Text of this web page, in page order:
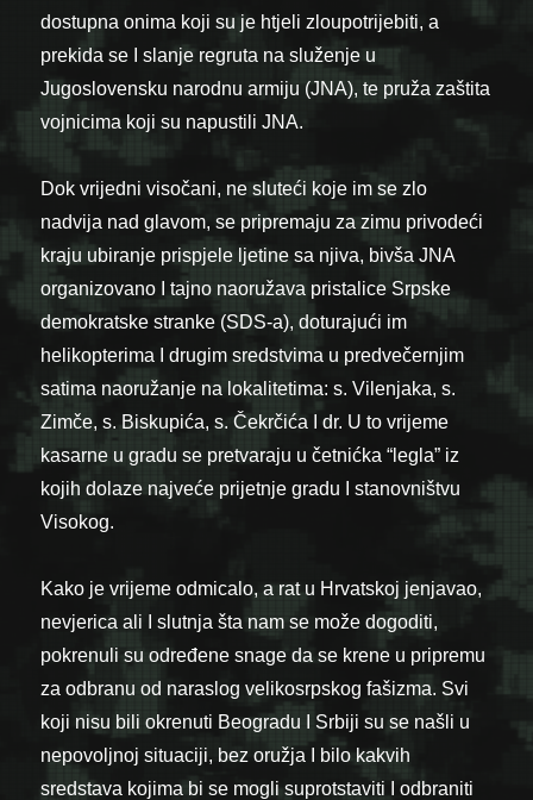
dostupna onima koji su je htjeli zloupotrijebiti, a
prekida se I slanje regruta na služenje u
Jugoslovensku narodnu armiju (JNA), te pruža zaštita
vojnicima koji su napustili JNA.
Dok vrijedni visočani, ne sluteći koje im se zlo
nadvija nad glavom, se pripremaju za zimu privodeći
kraju ubiranje prispjele ljetine sa njiva, bivša JNA
organizovano I tajno naoružava pristalice Srpske
demokratske stranke (SDS-a), doturajući im
helikopterima I drugim sredstvima u predvečernjim
satima naoružanje na lokalitetima: s. Vilenjaka, s.
Zimče, s. Biskupića, s. Čekrčića I dr. U to vrijeme
kasarne u gradu se pretvaraju u četnićka “legla” iz
kojih dolaze najveće prijetnje gradu I stanovništvu
Visokog.
Kako je vrijeme odmicalo, a rat u Hrvatskoj jenjavao,
nevjerica ali I slutnja šta nam se može dogoditi,
pokrenuli su određene snage da se krene u pripremu
za odbranu od naraslog velikosrpskog fašizma. Svi
koji nisu bili okrenuti Beogradu I Srbiji su se našli u
nepovoljnoj situaciji, bez oružja I bilo kakvih
sredstava kojima bi se mogli suprotstaviti I odbraniti